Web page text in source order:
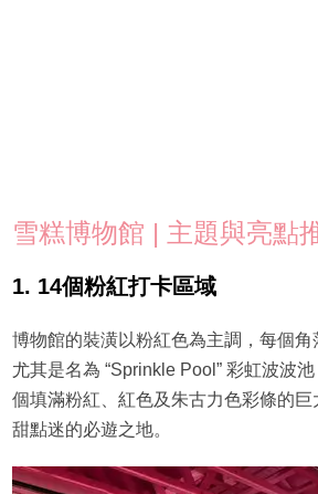
雪糕博物館 | 主題與亮點
1. 14個粉紅打卡區域
博物館的裝潢以粉紅色為主調，每個角
尤其是名為 “Sprinkle Pool” 彩虹波波
個填滿粉紅、紅色及朱古力色彩條的
甜點迷的必遊之地。